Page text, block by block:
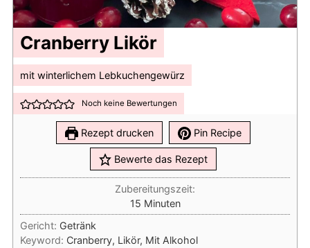
Cranberry Likör
mit winterlichem Lebkuchengewürz
Noch keine Bewertungen
Rezept drucken Pin Recipe
Bewerte das Rezept
Zubereitungszeit:
15Minuten
Minuten
Gericht: Getränk
Keyword: Cranberry, Likör, Mit Alkohol